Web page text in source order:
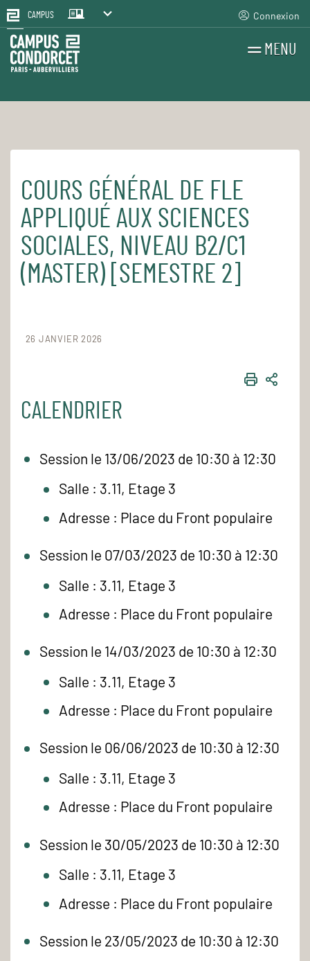
CAMPUS Connexion
MENU
Accueil Pour le quotidien Les cours et séminaires
COURS GÉNÉRAL DE FLE
APPLIQUÉ AUX SCIENCES
SOCIALES, NIVEAU B2/C1
(MASTER) [SEMESTRE 2]
26 JANVIER 2026
CALENDRIER
Session le 13/06/2023 de 10:30 à 12:30
Salle : 3.11, Etage 3
Adresse : Place du Front populaire
Session le 07/03/2023 de 10:30 à 12:30
Salle : 3.11, Etage 3
Adresse : Place du Front populaire
Session le 14/03/2023 de 10:30 à 12:30
Salle : 3.11, Etage 3
Adresse : Place du Front populaire
Session le 06/06/2023 de 10:30 à 12:30
Salle : 3.11, Etage 3
Adresse : Place du Front populaire
Session le 30/05/2023 de 10:30 à 12:30
Salle : 3.11, Etage 3
Adresse : Place du Front populaire
Session le 23/05/2023 de 10:30 à 12:30